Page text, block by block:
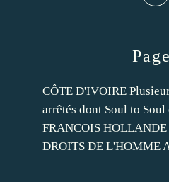
CÔTE D'IVOIRE
arrêtés dont Soul to
FRANCOIS HOLLANDE
DROITS DE L'HOMME